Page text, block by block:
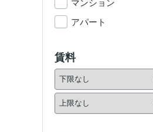
マンション
アパート
賃料